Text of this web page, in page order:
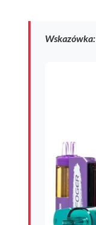
Wskazówka: